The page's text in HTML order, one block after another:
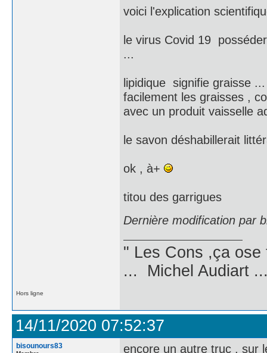
voici l'explication
le virus Covid 19
...
lipidique signifie graisse
facilement les graisses ,
avec un produit vaisselle
le savon déshabillerait
ok , à+
titou des garrigues
Dernière modification par
" Les Cons ,ça
... Michel Audiart
Hors ligne
14/11/2020 07:52:37
bisounours83 encore un autre truc , sur